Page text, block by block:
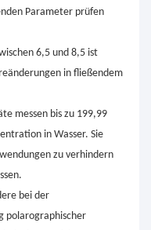
Parameter prüfen
6,5 und 8,5 ist
in fließendem
messen bis zu 199,99
in Wasser. Sie
zu verhindern
bei der
polarographischer